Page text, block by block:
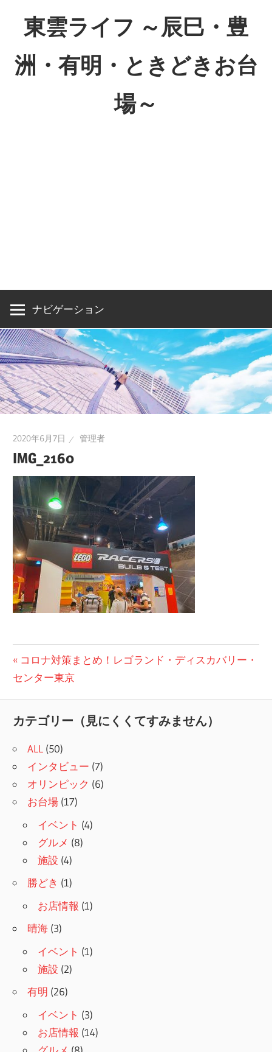
東雲ライフ ～辰巳・豊
洲・有明・ときどきお台
場～
洲・
有
と
き
ど
き
お
～
ナビゲーション
2020年6月7日 管理者
IMG_2160
投
稿
ビ
ゲ
ー
シ
ョ
ン
前
の
コロナ対策まとめ！レゴランド・ディスカバリー・
センター東京
カテゴリー（見にくくてすみません）
ALL (50)
インタビュー (7)
オリンピック (6)
お台場 (17)
イベント (4)
グルメ (8)
施設 (4)
勝どき (1)
お店情報 (1)
晴海 (3)
イベント (1)
施設 (2)
有明 (26)
イベント (3)
お店情報 (14)